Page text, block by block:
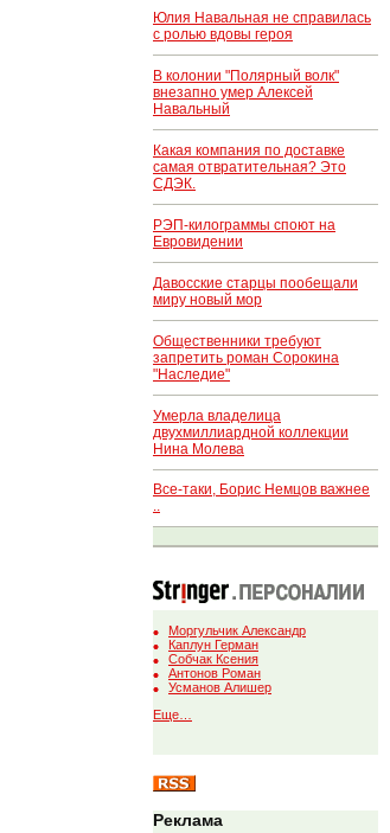
Юлия Навальная не справилась
с ролью вдовы героя
В колонии "Полярный волк"
внезапно умер Алексей
Навальный
Какая компания по доставке
самая отвратительная? Это
СДЭК.
РЭП-килограммы споют на
Евровидении
Давосские старцы пообещали
миру новый мор
Общественники требуют
запретить роман Сорокина
"Наследие"
Умерла владелица
двухмиллиардной коллекции
Нина Молева
Все-таки, Борис Немцов важнее
..
Моргульчик Александр
Каплун Герман
Собчак Ксения
Антонов Роман
Усманов Алишер
Еще…
Реклама